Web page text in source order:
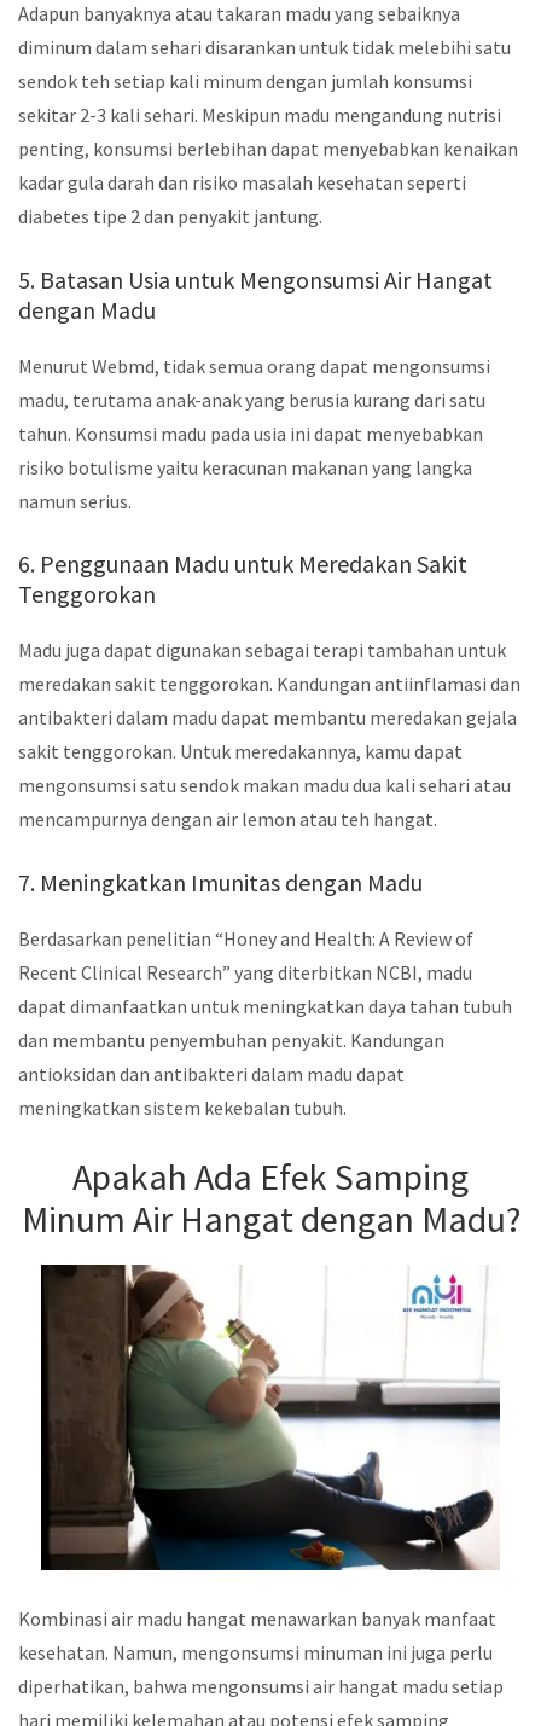
Adapun banyaknya atau takaran madu yang sebaiknya
diminum dalam sehari disarankan untuk tidak melebihi satu
sendok teh setiap kali minum dengan jumlah konsumsi
sekitar 2-3 kali sehari. Meskipun madu mengandung nutrisi
penting, konsumsi berlebihan dapat menyebabkan kenaikan
kadar gula darah dan risiko masalah kesehatan seperti
diabetes tipe 2 dan penyakit jantung.
5. Batasan Usia untuk Mengonsumsi Air Hangat
dengan Madu
Menurut Webmd, tidak semua orang dapat mengonsumsi
madu, terutama anak-anak yang berusia kurang dari satu
tahun. Konsumsi madu pada usia ini dapat menyebabkan
risiko botulisme yaitu keracunan makanan yang langka
namun serius.
6. Penggunaan Madu untuk Meredakan Sakit
Tenggorokan
Madu juga dapat digunakan sebagai terapi tambahan untuk
meredakan sakit tenggorokan. Kandungan antiinflamasi dan
antibakteri dalam madu dapat membantu meredakan gejala
sakit tenggorokan. Untuk meredakannya, kamu dapat
mengonsumsi satu sendok makan madu dua kali sehari atau
mencampurnya dengan air lemon atau teh hangat.
7. Meningkatkan Imunitas dengan Madu
Berdasarkan penelitian “Honey and Health: A Review of
Recent Clinical Research” yang diterbitkan NCBI, madu
dapat dimanfaatkan untuk meningkatkan daya tahan tubuh
dan membantu penyembuhan penyakit. Kandungan
antioksidan dan antibakteri dalam madu dapat
meningkatkan sistem kekebalan tubuh.
Apakah Ada Efek Samping
Minum Air Hangat dengan Madu?
Kombinasi air madu hangat menawarkan banyak manfaat
kesehatan. Namun, mengonsumsi minuman ini juga perlu
diperhatikan, bahwa mengonsumsi air hangat madu setiap
hari memiliki kelemahan atau potensi efek samping